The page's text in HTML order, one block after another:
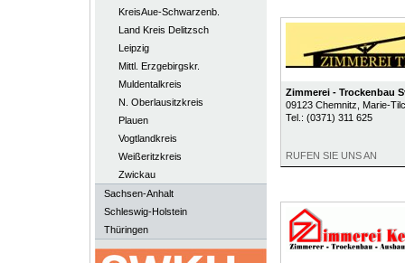
KreisAue-Schwarzenb.
Land Kreis Delitzsch
Leipzig
Mittl. Erzgebirgskr.
Muldentalkreis
N. Oberlausitzkreis
Plauen
Vogtlandkreis
Weißeritzkreis
Zwickau
Sachsen-Anhalt
Schleswig-Holstein
Thüringen
Zimmerei - Trockenbau
09123 Chemnitz , Marie-
Tel.: (0371) 311 625
RUFEN SIE UNS AN